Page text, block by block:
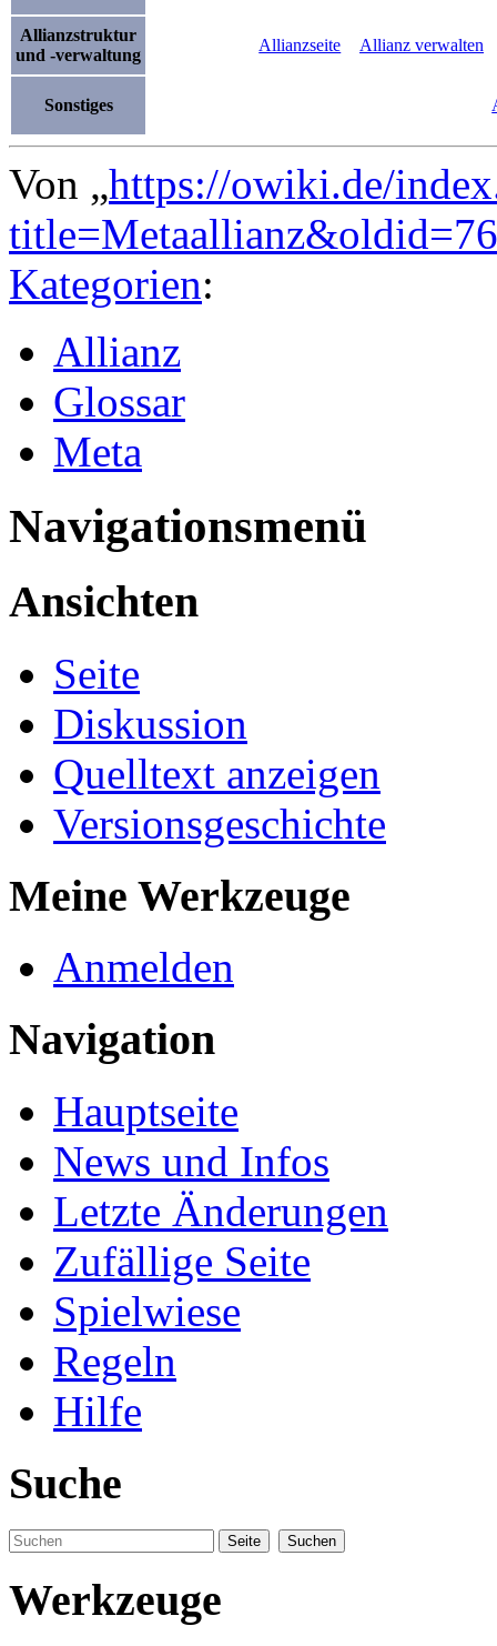
Allianzstruktur
und -verwaltung
Allianzseite Allianz verwalten
Sonstiges
Von „https://owiki.de/
Kategorien:
Allianz
Glossar
Meta
Navigationsmenü
Ansichten
Seite
Diskussion
Quelltext anzeigen
Versionsgeschichte
Meine Werkzeuge
Anmelden
Navigation
Hauptseite
News und Infos
Letzte Änderungen
Zufällige Seite
Spielwiese
Regeln
Hilfe
Suche
Werkzeuge